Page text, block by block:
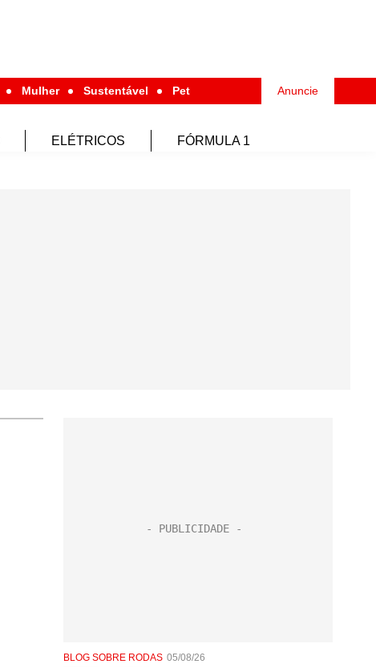
Mulher Sustentável Pet Anuncie
ELÉTRICOS FÓRMULA 1
BLOG SOBRE RODAS 05/08/26